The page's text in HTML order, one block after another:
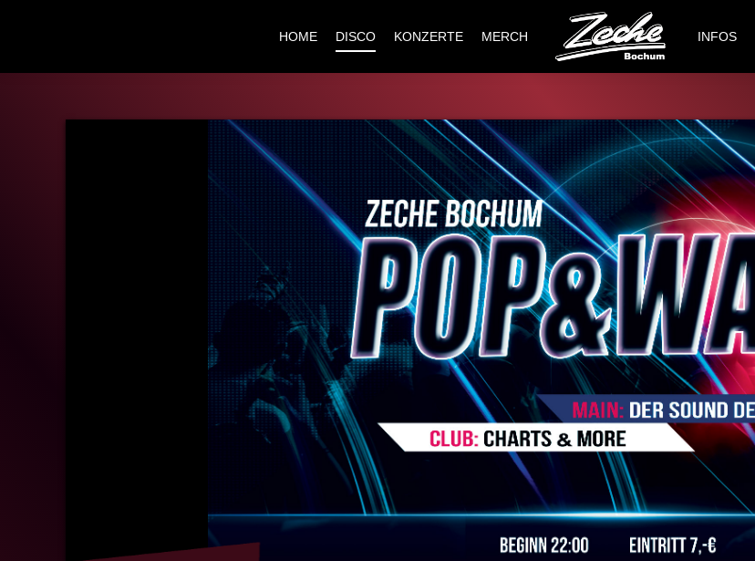
HOME DISCO KONZERTE MERCH INFOS